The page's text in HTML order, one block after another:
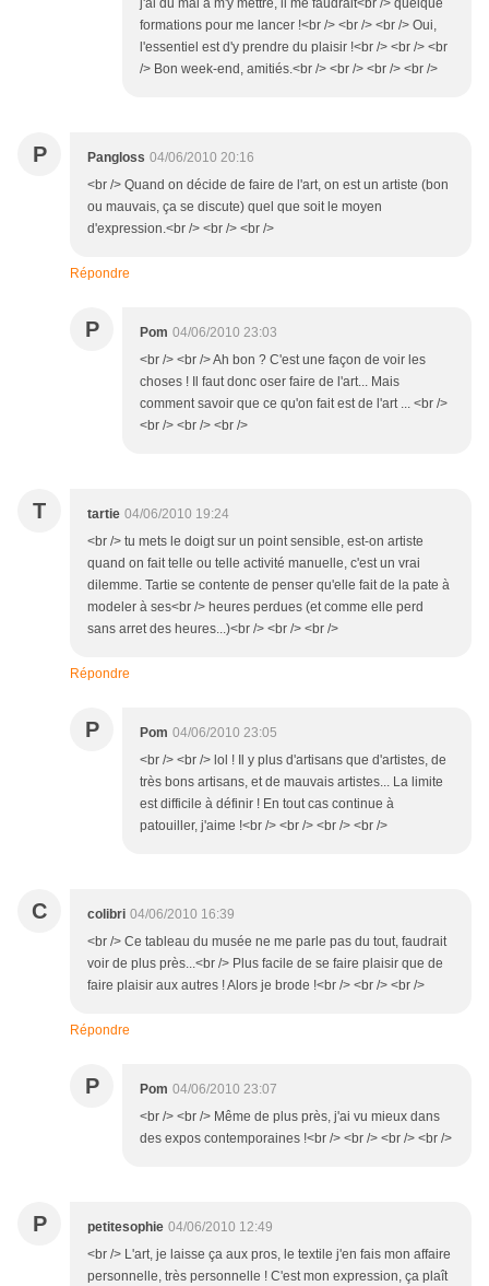
j'ai du mal à m'y mettre, il me faudrait<br /> quelque
formations pour me lancer !<br /> <br /> <br /> Oui,
l'essentiel est d'y prendre du plaisir !<br /> <br /> <br
/> Bon week-end, amitiés.<br /> <br /> <br /> <br />
P Pangloss 04/06/2010 20:16
<br /> Quand on décide de faire de l'art, on est un artiste (bon
ou mauvais, ça se discute) quel que soit le moyen
d'expression.<br /> <br /> <br />
Répondre
P Pom 04/06/2010 23:03
<br /> <br /> Ah bon ? C'est une façon de voir les
choses ! Il faut donc oser faire de l'art... Mais
comment savoir que ce qu'on fait est de l'art ... <br />
<br /> <br /> <br />
T tartie 04/06/2010 19:24
<br /> tu mets le doigt sur un point sensible, est-on artiste
quand on fait telle ou telle activité manuelle, c'est un vrai
dilemme. Tartie se contente de penser qu'elle fait de la pate à
modeler à ses<br /> heures perdues (et comme elle perd
sans arret des heures...)<br /> <br /> <br />
Répondre
P Pom 04/06/2010 23:05
<br /> <br /> lol ! Il y plus d'artisans que d'artistes, de
très bons artisans, et de mauvais artistes... La limite
est difficile à définir ! En tout cas continue à
patouiller, j'aime !<br /> <br /> <br /> <br />
C colibri 04/06/2010 16:39
<br /> Ce tableau du musée ne me parle pas du tout, faudrait
voir de plus près...<br /> Plus facile de se faire plaisir que de
faire plaisir aux autres ! Alors je brode !<br /> <br /> <br />
Répondre
P Pom 04/06/2010 23:07
<br /> <br /> Même de plus près, j'ai vu mieux dans
des expos contemporaines !<br /> <br /> <br /> <br />
P petitesophie 04/06/2010 12:49
<br /> L'art, je laisse ça aux pros, le textile j'en fais mon affaire
personnelle, très personnelle ! C'est mon expression, ça plaît